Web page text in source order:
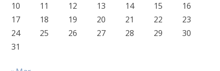
10
11 12 13 14 15
16
17
18 19 20 21 22
23
24
25 26 27 28 29
30
31